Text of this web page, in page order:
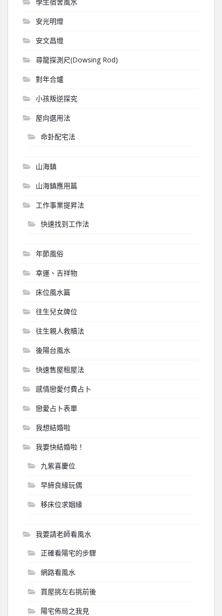
安光明燈
安文昌燈
尋龍探測尺(Dowsing Rod)
對年合爐
小孩叛逆探究
屋向選用法
命卦配宅法
山海鎮
山海鎮應用篇
工作事業提昇法
快速找到工作法
年節風俗
幸運、吉祥物
床位風水篇
往生兒女牌位
往生親人救贖法
後陽台風水
快速售屋租屋法
感情戀愛付費占卜
戀愛占卜表單
我想結婚啦
我要快結婚啦！
九紫喜慶位
早締良緣玩偶
移床位求姻緣
我要請老師看風水
正確看陽宅的步驟
網路看風水
買屋挑左右挑前後
陽宅佈局之我見